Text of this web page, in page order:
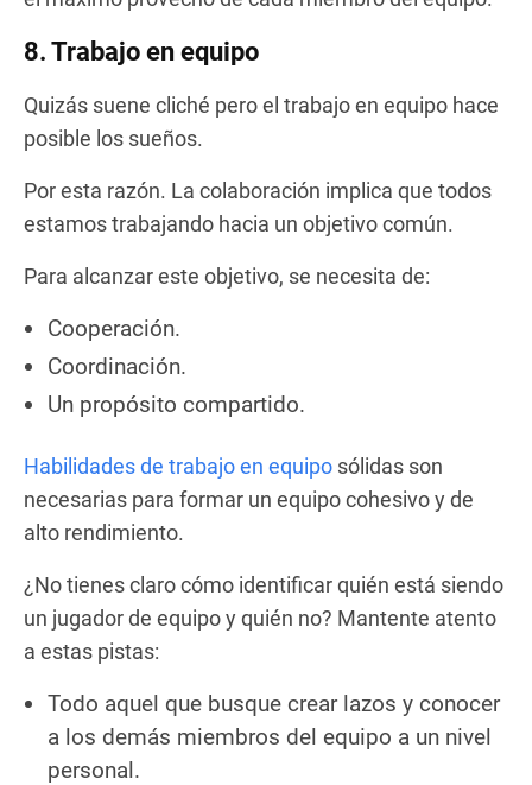
8. Trabajo en equipo
Quizás suene cliché pero el trabajo en equipo hace
posible los sueños.
Por esta razón. La colaboración implica que todos
estamos trabajando hacia un objetivo común.
Para alcanzar este objetivo, se necesita de:
Cooperación.
Coordinación.
Un propósito compartido.
Habilidades de trabajo en equipo sólidas son
necesarias para formar un equipo cohesivo y de
alto rendimiento.
¿No tienes claro cómo identificar quién está siendo
un jugador de equipo y quién no? Mantente atento
a estas pistas:
Todo aquel que busque crear lazos y conocer
a los demás miembros del equipo a un nivel
personal.